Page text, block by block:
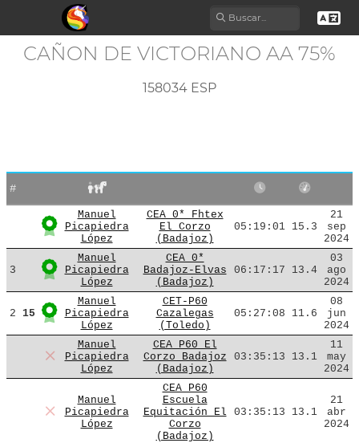
CAÑON DE VICTORIANO AA 75%
158034 ESP
#
Manuel
Picapiedra
López
CEA 0* Fhtex
El Corzo
(Badajoz)
05:19:01 15.3
21
sep
2024
3
Manuel
Picapiedra
López
CEA 0*
Badajoz-Elvas
(Badajoz)
06:17:17 13.4
03
ago
2024
2 15
Manuel
Picapiedra
López
CET-P60
Cazalegas
(Toledo)
05:27:08 11.6
08
jun
2024
Manuel
Picapiedra
López
CEA P60 El
Corzo Badajoz
(Badajoz)
03:35:13 13.1
11
may
2024
Manuel
Picapiedra
López
CEA P60
Escuela
Equitación El
Corzo
(Badajoz)
03:35:13 13.1
21
abr
2024